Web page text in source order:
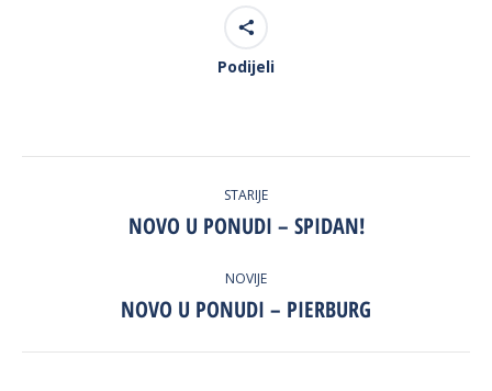
Podijeli
navigation
STARIJE
Previous
NOVO U PONUDI – SPIDAN!
NOVIJE
Next
NOVO U PONUDI – PIERBURG